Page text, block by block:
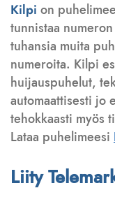
Kilpi on
tunnistaa numeron
tuhansia muita
numeroita. Kilpi
huijauspuhelut,
automaattisesti jo
tehokkaasti myös
Lataa puhelimeesi
Liity